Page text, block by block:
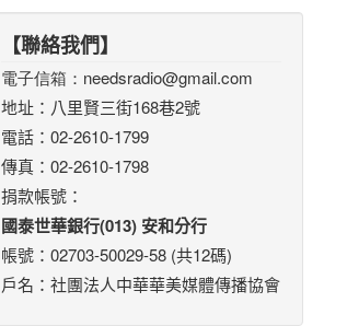
【聯絡我們】
電子信箱： needsradio@gmail.com
地址：八里賢三街168巷2號
電話：02-2610-1799
傳真：02-2610-1798
捐款帳號：
國泰世華銀行(013) 安和分行
帳號：02703-50029-58 (共12碼)
戶名：社團法人中華華美媒體傳播協會